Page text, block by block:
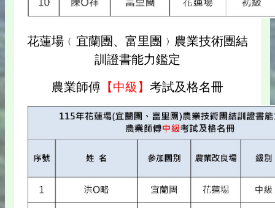
花蓮場﹙宜蘭團、富里團﹚農業技術團結
訓證書能力鑑定
農業師傅 【中級】 考試及格名冊